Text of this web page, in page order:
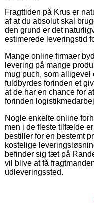
Fragttiden på Krus er
af at du absolut skal
den grund er det
estimerede leveringstid
Mange online firmaer
levering på mange
mug puch, som
fuldbyrdes forinden et
at de har en chance for
forinden
Nogle enkelte online
men i de fleste tilfælde
bestiller for en bestemt
kostelige
befinder sig tæt på
vil blive at få
udleveringssted.